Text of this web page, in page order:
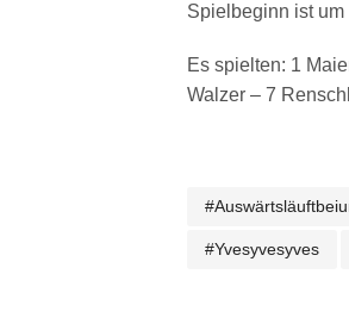
Spielbeginn ist um
Es spielten: 1
Walzer – 7
#yvesyvesyves